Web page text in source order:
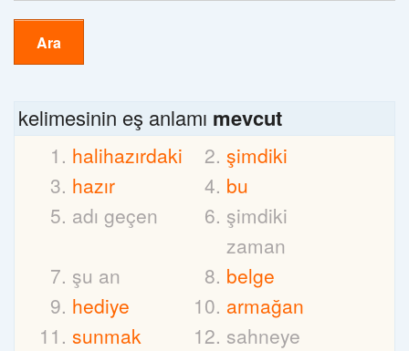
Ara
kelimesinin eş anlamı mevcut
halihazırdaki
şimdiki
hazır
bu
adı geçen
şimdiki
zaman
şu an
belge
hediye
armağan
sunmak
sahneye